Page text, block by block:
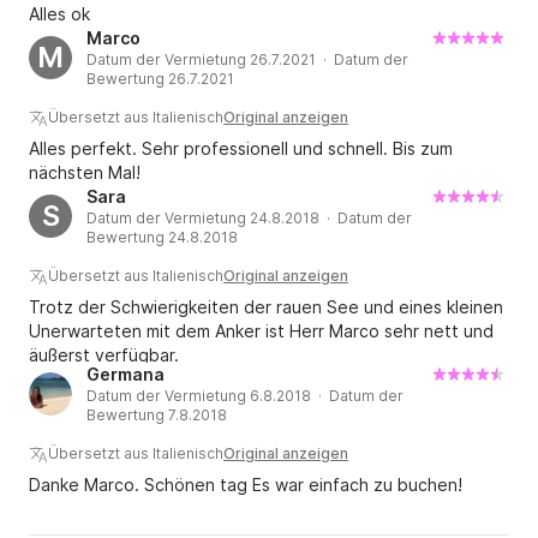
eine gut dreißig Meter hohe Felswand, die einst
bewohnt war und einem Mann als Zuhause diente.
Nicht zuletzt beherbergt die Gegend Egnazia, die
ein charmantes, malerisches Fischerdorf.
Oder segeln Sie entlang der Küste nach Süden
zwischen Pilone/Torre San Leonardo und Torre Santa
Sabina.
Genießen Sie den Küstenabschnitt mit seinen hohen,
mit jahrhundertealten Wacholderbäumen
bewachsenen Dünen, den öffentlichen und privaten
Sandstränden und den faszinierenden Klippen von
Pilone. Machen Sie einen Abstecher nach Quarto di
Monte, einem Strand mit klarem Wasser und
goldenem Sand.
Legen Sie eine Pause im alten Hafen von Ostuni
Alles ok
M
Marco
Datum der Vermietung 26.7.2021 · Datum der
Bewertung 26.7.2021
Übersetzt aus ItalienischOriginal anzeigen
Alles perfekt. Sehr professionell und schnell. Bis zum
nächsten Mal!
S
Sara
Datum der Vermietung 24.8.2018 · Datum der
Bewertung 24.8.2018
Übersetzt aus ItalienischOriginal anzeigen
Trotz der Schwierigkeiten der rauen See und eines kleinen
Unerwarteten mit dem Anker ist Herr Marco sehr nett und
äußerst verfügbar.
Germana
Datum der Vermietung 6.8.2018 · Datum der
Bewertung 7.8.2018
Übersetzt aus ItalienischOriginal anzeigen
Danke Marco. Schönen tag Es war einfach zu buchen!